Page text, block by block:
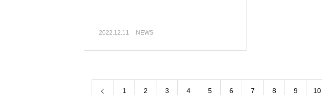
2022.12.11 NEWS
1 2 3 4 5 6 7 8 9 10